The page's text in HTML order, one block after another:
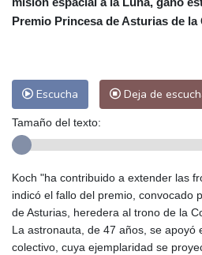
Las Palmas de Gran Canaria
San José
38 °C
Panama City
26 °C
Premio Princesa de Asturias de la
Escucha Deja de
Tamaño del texto:
Koch "ha contribuido a extender las
indicó el fallo del premio, convocado
de Asturias, heredera al trono de la
La astronauta, de 47 años, se apoyó
colectivo, cuya ejemplaridad se